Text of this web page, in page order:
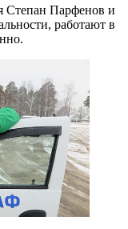
Степан Парфенов и
работают в